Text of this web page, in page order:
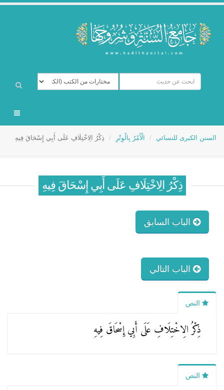
السنن الكبرى للنسائي الْأَمْرُ بِالْوِتْرِ ذِكْرُ الِاخْتِلَافِ عَلَى أَبِي إِسْحَاقَ فِيهِ
ذِكْرُ الِاخْتِلَافِ عَلَى أَبِي إِسْحَاقَ فِيهِ
الباب السابق
الباب التالي
النص
ذِكْرُ الِاخْتِلَافِ عَلَى أَبِي إِسْحَاقَ فِيهِ
النص